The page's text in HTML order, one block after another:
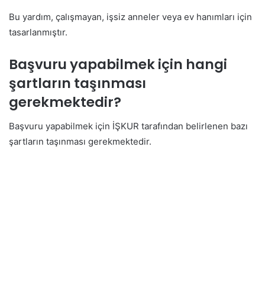
Bu yardım, çalışmayan, işsiz anneler veya ev hanımları için
tasarlanmıştır.
Başvuru yapabilmek için hangi
şartların taşınması
gerekmektedir?
Başvuru yapabilmek için İŞKUR tarafından belirlenen bazı
şartların taşınması gerekmektedir.